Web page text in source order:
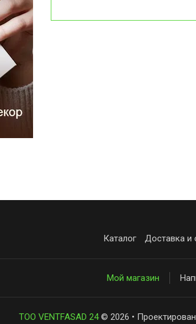
Каталог Доставка и
Мой магазин
ТОО VENTFASAD 24© 2026 •